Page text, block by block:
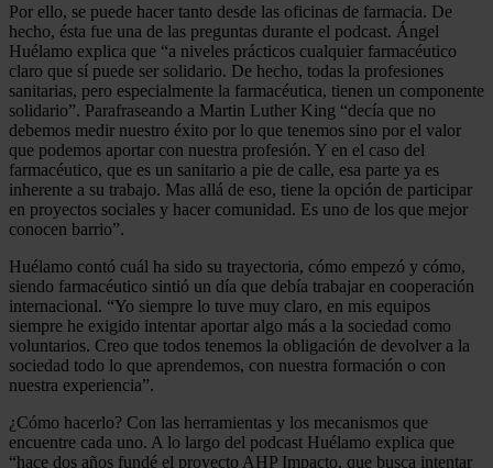
Por ello, se puede hacer tanto desde las oficinas de farmacia. De
hecho, ésta fue una de las preguntas durante el podcast. Ángel
Huélamo explica que “a niveles prácticos cualquier farmacéutico
claro que sí puede ser solidario. De hecho, todas la profesiones
sanitarias, pero especialmente la farmacéutica, tienen un componente
solidario”. Parafraseando a Martin Luther King “decía que no
debemos medir nuestro éxito por lo que tenemos sino por el valor
que podemos aportar con nuestra profesión. Y en el caso del
farmacéutico, que es un sanitario a pie de calle, esa parte ya es
inherente a su trabajo. Mas allá de eso, tiene la opción de participar
en proyectos sociales y hacer comunidad. Es uno de los que mejor
conocen barrio”.
Huélamo contó cuál ha sido su trayectoria, cómo empezó y cómo,
siendo farmacéutico sintió un día que debía trabajar en cooperación
internacional. “Yo siempre lo tuve muy claro, en mis equipos
siempre he exigido intentar aportar algo más a la sociedad como
voluntarios. Creo que todos tenemos la obligación de devolver a la
sociedad todo lo que aprendemos, con nuestra formación o con
nuestra experiencia”.
¿Cómo hacerlo? Con las herramientas y los mecanismos que
encuentre cada uno. A lo largo del podcast Huélamo explica que
“hace dos años fundé el proyecto AHP Impacto, que busca intentar